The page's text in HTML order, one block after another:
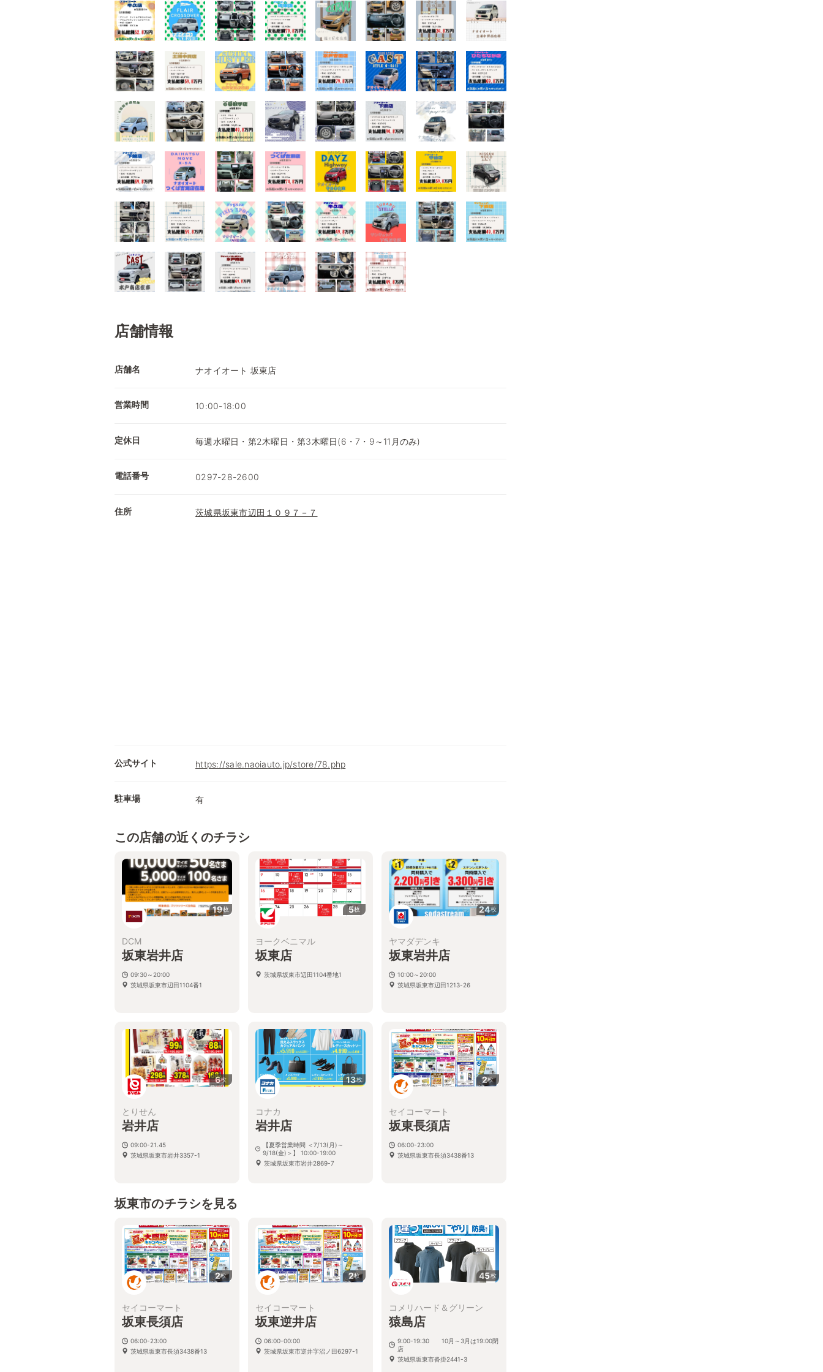
店舗情報
店舗名 ナオイオート 坂東店
営業時間 10:00-18:00
定休日 毎週水曜日・第2木曜日・第3木曜日(6・7・9～11月のみ)
電話番号 0297-28-2600
住所 茨城県坂東市辺田１０９７－７
公式サイト https://sale.naoiauto.jp/store/78.php
駐車場 有
この店舗の近くのチラシ
19枚
DCM
坂東岩井店
09:30～20:00
茨城県坂東市辺田1104番1
5枚
ヨークベニマル
坂東店
茨城県坂東市辺田1104番地1
24枚
ヤマダデンキ
坂東岩井店
10:00～20:00
茨城県坂東市辺田1213-26
6枚
とりせん
岩井店
09:00-21.45
茨城県坂東市岩井3357-1
13枚
コナカ
岩井店
【夏季営業時間 ＜7/13(月)～
9/18(金)＞】 10:00-19:00
茨城県坂東市岩井2869-7
2枚
セイコーマート
坂東長須店
06:00-23:00
茨城県坂東市長須3438番13
坂東市のチラシを見る
2枚
セイコーマート
坂東長須店
06:00-23:00
茨城県坂東市長須3438番13
2枚
セイコーマート
坂東逆井店
06:00-00:00
茨城県坂東市逆井字沼ノ田6297-1
45枚
コメリハード＆グリーン
猿島店
9:00-19:30 10月～3月は19:00閉
店
茨城県坂東市沓掛2441-3